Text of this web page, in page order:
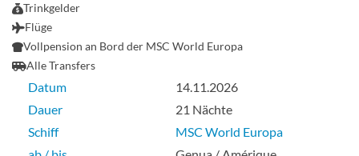
Trinkgelder
Flüge
Vollpension an Bord der MSC World Europa
Alle Transfers
Datum
14.11.2026
Dauer
21 Nächte
Schiff
MSC World Europa